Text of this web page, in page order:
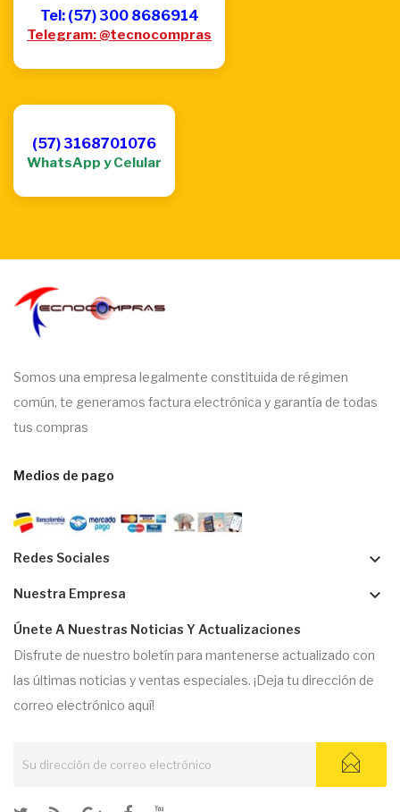
Tel: (57) 300 8686914
Telegram: @tecnocompras
(57) 3168701076
WhatsApp y Celular
Somos una empresa legalmente constituida de régimen
común, te generamos factura electrónica y garantía de todas
tus compras
Medios de pago
Redes Sociales keyboard_arrow_down
Nuestra Empresa keyboard_arrow_down
Únete A Nuestras Noticias Y Actualizaciones
Disfrute de nuestro boletín para mantenerse actualizado con
las últimas noticias y ventas especiales. ¡Deja tu dirección de
correo electrónico aquí!